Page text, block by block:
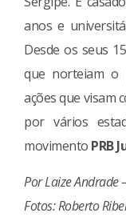
anos e
Desde os seus
que norteiam o
ações que visam
por vários
movimento PRB
Por Laize Andrade
Fotos: Roberto